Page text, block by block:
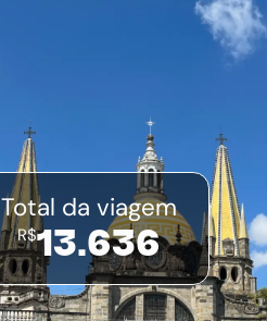
Total da viagem
R$13.636